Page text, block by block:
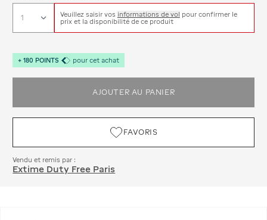
Veuillez saisir vos informations de vol pour confirmer le
prix et la disponibilité de ce produit
+ 180 POINTS pour cet achat
AJOUTER AU PANIER
FAVORIS
Vendu et remis par :
Extime Duty Free Paris